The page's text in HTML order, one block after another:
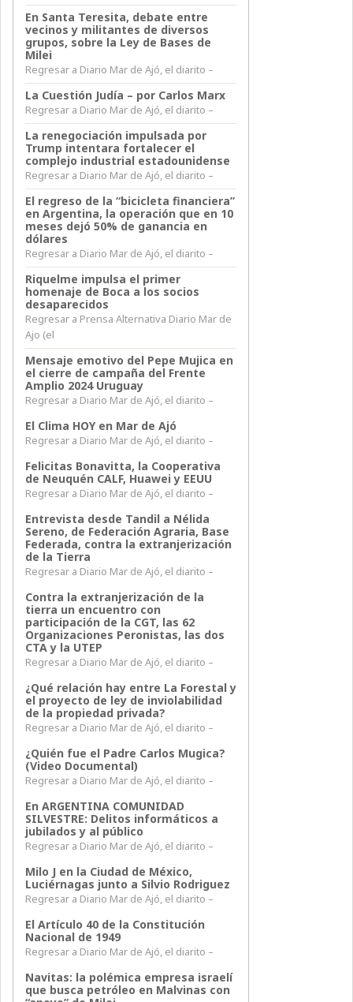
En Santa Teresita, debate entre
vecinos y militantes de diversos
grupos, sobre la Ley de Bases de
Milei
Regresar a Diario Mar de Ajó, el diarito –
La Cuestión Judía – por Carlos Marx
Regresar a Diario Mar de Ajó, el diarito –
La renegociación impulsada por
Trump intentara fortalecer el
complejo industrial estadounidense
Regresar a Diario Mar de Ajó, el diarito –
El regreso de la “bicicleta financiera”
en Argentina, la operación que en 10
meses dejó 50% de ganancia en
dólares
Regresar a Diario Mar de Ajó, el diarito –
Riquelme impulsa el primer
homenaje de Boca a los socios
desaparecidos
Regresar a Prensa Alternativa Diario Mar de
Ajo (el
Mensaje emotivo del Pepe Mujica en
el cierre de campaña del Frente
Amplio 2024 Uruguay
Regresar a Diario Mar de Ajó, el diarito –
El Clima HOY en Mar de Ajó
Regresar a Diario Mar de Ajó, el diarito –
Felicitas Bonavitta, la Cooperativa
de Neuquén CALF, Huawei y EEUU
Regresar a Diario Mar de Ajó, el diarito –
Entrevista desde Tandil a Nélida
Sereno, de Federación Agraria, Base
Federada, contra la extranjerización
de la Tierra
Regresar a Diario Mar de Ajó, el diarito –
Contra la extranjerización de la
tierra un encuentro con
participación de la CGT, las 62
Organizaciones Peronistas, las dos
CTA y la UTEP
Regresar a Diario Mar de Ajó, el diarito –
¿Qué relación hay entre La Forestal y
el proyecto de ley de inviolabilidad
de la propiedad privada?
Regresar a Diario Mar de Ajó, el diarito –
¿Quién fue el Padre Carlos Mugica?
(Video Documental)
Regresar a Diario Mar de Ajó, el diarito –
En ARGENTINA COMUNIDAD
SILVESTRE: Delitos informáticos a
jubilados y al público
Regresar a Diario Mar de Ajó, el diarito –
Milo J en la Ciudad de México,
Luciérnagas junto a Silvio Rodriguez
Regresar a Diario Mar de Ajó, el diarito –
El Artículo 40 de la Constitución
Nacional de 1949
Regresar a Diario Mar de Ajó, el diarito –
Navitas: la polémica empresa israelí
que busca petróleo en Malvinas con